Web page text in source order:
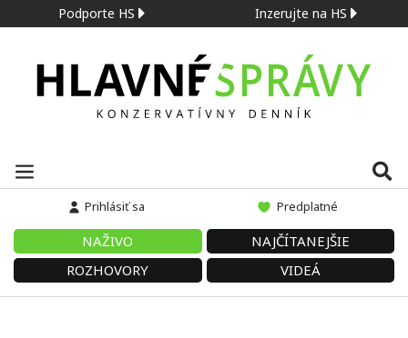
Podporte HS Inzerujte na HS
Prihlásiť sa Predplatné
NAŽIVO
NAJČÍTANEJŠIE
ROZHOVORY
VIDEÁ